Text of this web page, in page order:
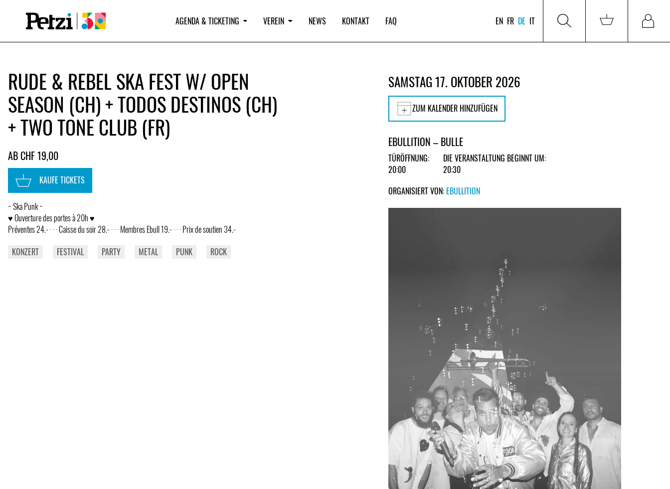
AGENDA & TICKETING VEREIN NEWS KONTAKT FAQ EN FR DE IT
RUDE & REBEL SKA FEST W/ OPEN
SEASON (CH) + TODOS DESTINOS (CH)
+ TWO TONE CLUB (FR)
AB CHF 19,00
KAUFE TICKETS
~ Ska Punk ~
♥ Ouverture des portes à 20h ♥
Préventes 24.- · · · Caisse du soir 28.- · · · Membres Ebull 19.- · · · Prix de soutien 34.-
KONZERT
FESTIVAL PARTY METAL PUNK ROCK
SAMSTAG 17. OKTOBER 2026
ZUM KALENDER HINZUFÜGEN
EBULLITION – BULLE
TÜRÖFFNUNG:
20:00
DIE VERANSTALTUNG BEGINNT UM:
20:30
ORGANISIERT VON: EBULLITION